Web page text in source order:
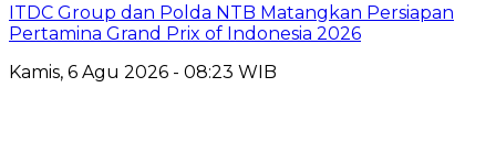
ITDC Group dan Polda NTB Matangkan Persiapan
Pertamina Grand Prix of Indonesia 2026
Kamis, 6 Agu 2026 - 08:23 WIB